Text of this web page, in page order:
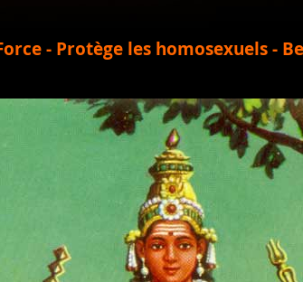
- Protège les homosexuels -